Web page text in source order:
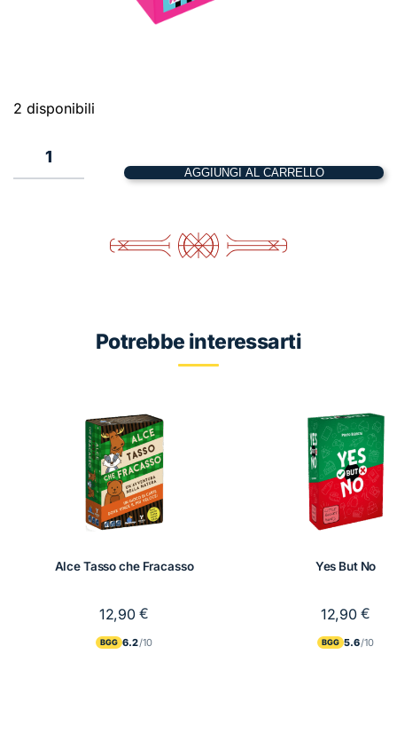
2 disponibili
AGGIUNGI AL CARRELLO
Potrebbe interessarti
Alce Tasso che Fracasso
12,90€
BGG 6.2
Yes But No
12,90€
BGG 5.6